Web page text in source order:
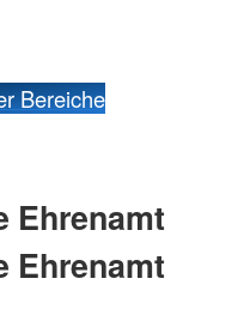
Bereiche
Ehrenamt
Ehrenamt